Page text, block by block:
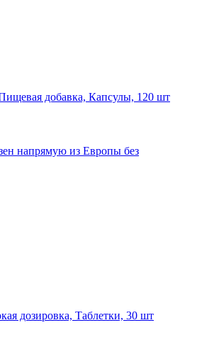
добавка, Капсулы, 120 шт
напрямую из Европы без
дозировка, Таблетки, 30 шт